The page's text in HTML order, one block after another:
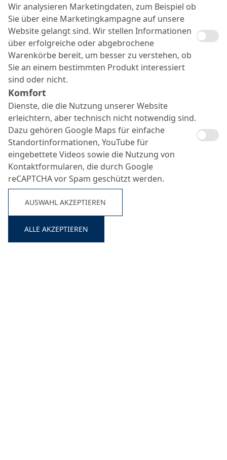
Wir analysieren Marketingdaten, zum Beispiel ob
Sie über eine Marketingkampagne auf unsere
Website gelangt sind. Wir stellen Informationen
über erfolgreiche oder abgebrochene
Warenkörbe bereit, um besser zu verstehen, ob
Sie an einem bestimmten Produkt interessiert
sind oder nicht.
Komfort
Dienste, die die Nutzung unserer Website
erleichtern, aber technisch nicht notwendig sind.
Dazu gehören Google Maps für einfache
Standortinformationen, YouTube für
eingebettete Videos sowie die Nutzung von
Kontaktformularen, die durch Google
reCAPTCHA vor Spam geschützt werden.
AUSWAHL AKZEPTIEREN
ALLE AKZEPTIEREN